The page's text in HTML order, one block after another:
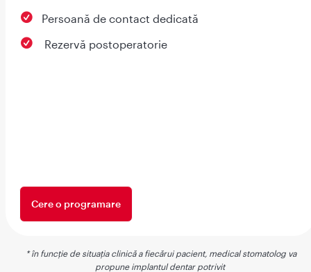
Persoană de contact dedicată
⁠ Rezervă postoperatorie
Cere o programare
* în funcție de situația clinică a fiecărui pacient, medical stomatolog va
propune implantul dentar potrivit